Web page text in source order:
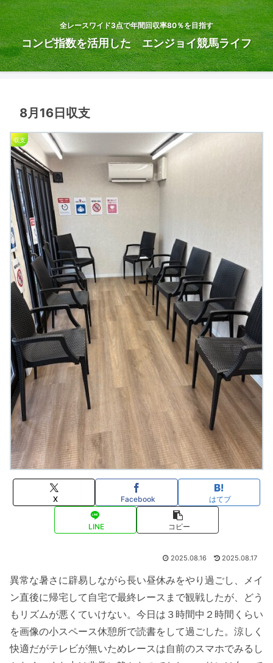
全レースワイド3点で年間回収率80％を目指す
コンピ指数を活用した エンジョイ競馬ライフ
8月16日収支
収支
X Facebook はてブ
LINE コピー
2025.08.16 2025.08.17
異常な暑さに辟易しながら長い昼休みをやり過ごし、メイ
ン直後に帰宅して自宅で最終レースまで観戦したが、どう
もリズムが悪くていけない。今日は３時間中２時間くらい
を画像の小スペース休憩所で読書をして過ごした。涼しく
快適だがテレビが無いためレースは自前のスマホでみるし